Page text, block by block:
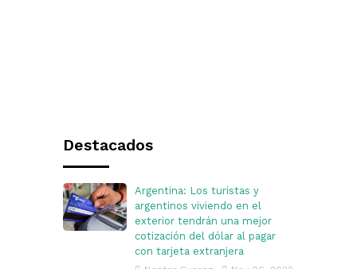
Destacados
Argentina: Los turistas y
argentinos viviendo en el
exterior tendrán una mejor
cotización del dólar al pagar
con tarjeta extranjera